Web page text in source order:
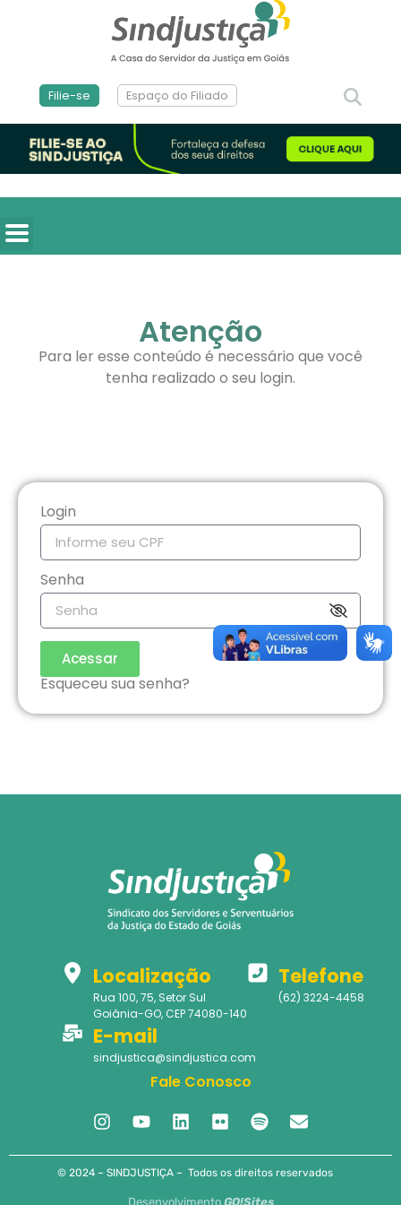
Filie-se Espaço do Filiado
Atenção
Para ler esse conteúdo é necessário que você
tenha realizado o seu login.
Login
Senha
Acessar
Esqueceu sua senha?
Localização
Rua 100, 75, Setor Sul
Goiânia-GO, CEP 74080-140
Telefone
(62) 3224-4458
E-mail
sindjustica@sindjustica.com
Fale Conosco
© 2024 – SINDJUSTIÇA – Todos os direitos reservados
Desenvolvimento GO!Sites